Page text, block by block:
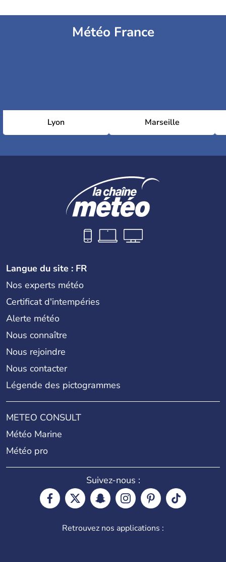
Météo France
Lyon Marseille
Langue du site : FR
Nos experts météo
Certificat d'intempéries
Alerte météo
Nous connaître
Nous rejoindre
Nous contacter
Légende des pictogrammes
METEO CONSULT
Météo Marine
Météo pro
Suivez-nous :
Retrouvez nos applications :